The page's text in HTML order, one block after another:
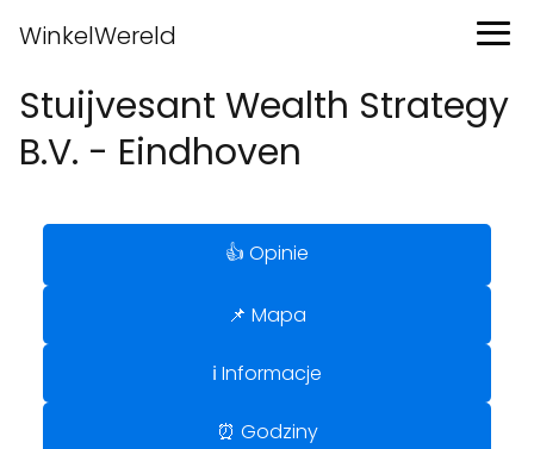
WinkelWereld
Stuijvesant Wealth Strategy
B.V. - Eindhoven
👍 Opinie
📌 Mapa
ℹ️ Informacje
⏰ Godziny